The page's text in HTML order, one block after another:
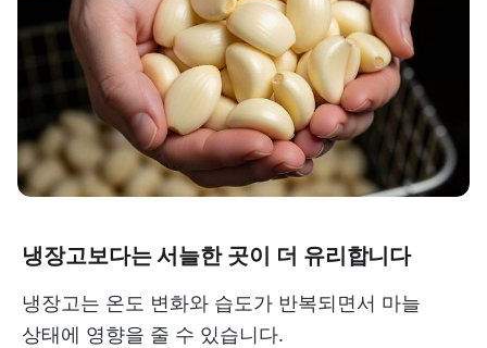
냉장고보다는 서늘한 곳이 더 유리합니다
냉장고는 온도 변화와 습도가 반복되면서 마늘
상태에 영향을 줄 수 있습니다.